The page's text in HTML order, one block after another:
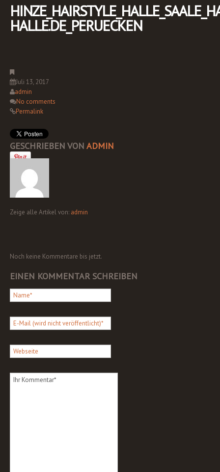
HALLE.DE_PERUECKEN
Juli 13, 2017
admin
No comments
Permalink
GESCHRIEBEN VON ADMIN
Zeige alle Artikel von: admin
Noch keine Kommentare bis jetzt.
EINEN KOMMENTAR SCHREIBEN